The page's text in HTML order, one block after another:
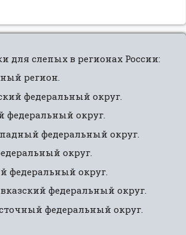
нами»”
для слепых в регионах России:
регион.
федеральный округ.
федеральный округ.
федеральный округ.
округ.
федеральный округ.
федеральный округ.
федеральный округ.